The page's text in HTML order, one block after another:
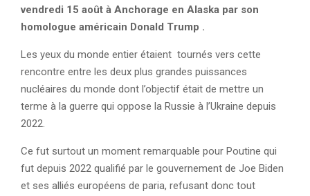
vendredi 15 août à Anchorage en Alaska par son
homologue américain Donald Trump .
Les yeux du monde entier étaient tournés vers cette
rencontre entre les deux plus grandes puissances
nucléaires du monde dont l’objectif était de mettre un
terme à la guerre qui oppose la Russie à l’Ukraine depuis
2022.
Ce fut surtout un moment remarquable pour Poutine qui
fut depuis 2022 qualifié par le gouvernement de Joe Biden
et ses alliés européens de paria, refusant donc tout